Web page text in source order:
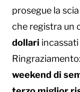
prosegue la
che registra un
dollari
Ringraziamento:
weekend di